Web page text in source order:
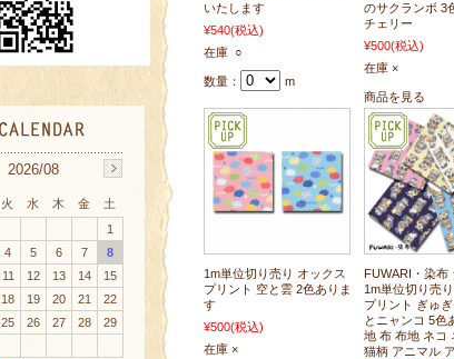
いたします
¥540(税込)
在庫 ○
数量： m
のサクランボ 3
チェリー
¥500(税込)
在庫 ×
商品を見る
1m単位切り売り オックス
プリント 空と雲 2色ありま
す
¥500(税込)
在庫 ×
FUWARI・染布
1m単位切り売
プリント ぎゅ
とニャンコ 5色
地 布 布地 ネコ
猫柄 アニマル
2026/08
火 水 木 金
土
1
4 5 6 7
8
11 12 13 14
15
18 19 20 21
22
25 26 27 28
29